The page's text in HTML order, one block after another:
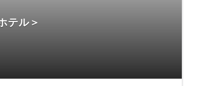
テル＞